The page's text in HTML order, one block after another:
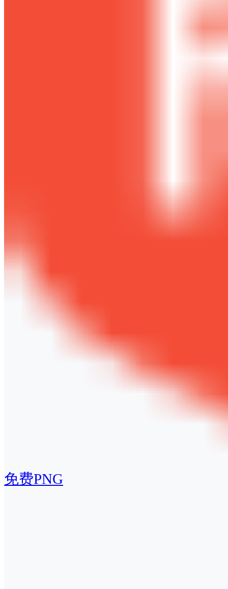
免费PNG